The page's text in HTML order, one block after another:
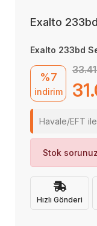
Exalto
Exalto 233bd
%7
indirim
Havale/EFT ile
Stok
Hızlı Gönderi